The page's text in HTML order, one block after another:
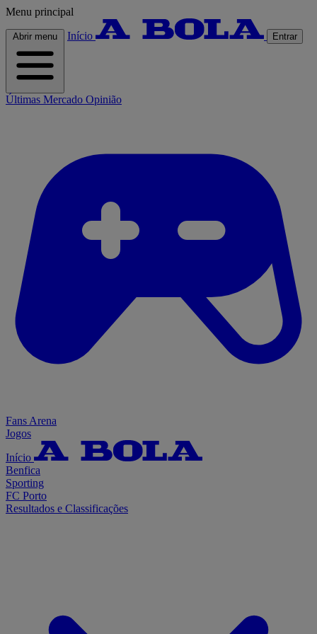
Menu principal
Abrir menu Início Entrar
Últimas Mercado Opinião
Fans Arena
Jogos
Início
Benfica
Sporting
FC Porto
Resultados e Classificações